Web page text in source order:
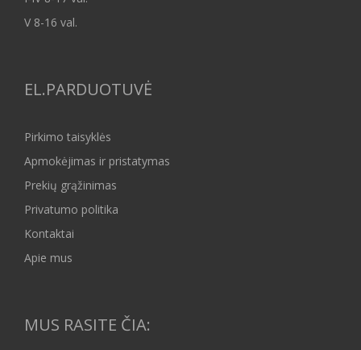
V 8-16 val.
EL.PARDUOTUVĖ
Pirkimo taisyklės
Apmokėjimas ir pristatymas
Prekių grąžinimas
Privatumo politika
Kontaktai
Apie mus
MUS RASITE ČIA: